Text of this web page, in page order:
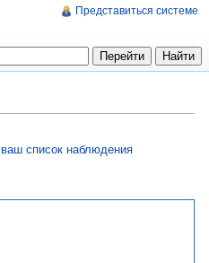
ваш список наблюдения
Представиться системе